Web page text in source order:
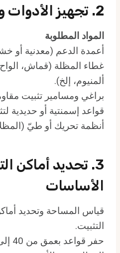
2. تجهيز الأدوات والمواد
المواد المطلوبة
أعمدة الدعم (معدنية أو
غطاء المظلة (قماش،
ألمنيوم، إلخ).
براغي ومسامير تثبيت
قواعد إسمنتية أو حديدية
أنظمة تحريك أو طيّ
3. تحديد أماكن
الأساسات
قياس المساحة وتحديد
التثبيت.